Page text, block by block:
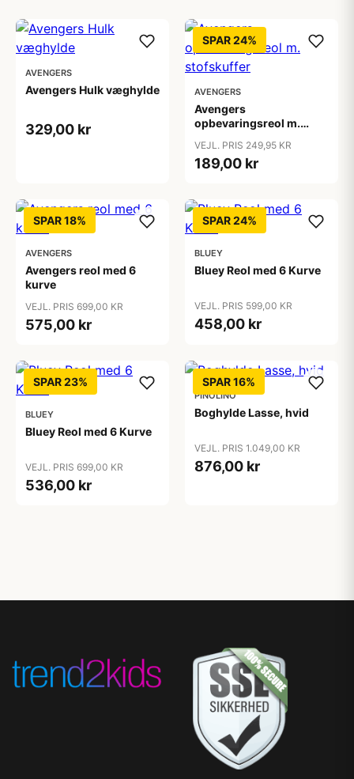
AVENGERS
Avengers Hulk væghylde
329,00 kr
SPAR 24%
AVENGERS
Avengers
opbevaringsreol m.
VEJL. PRIS 249,95 KR
189,00 kr
SPAR 18%
AVENGERS
Avengers reol med 6
kurve
VEJL. PRIS 699,00 KR
575,00 kr
SPAR 24%
BLUEY
Bluey Reol med 6 Kurve
VEJL. PRIS 599,00 KR
458,00 kr
SPAR 23%
BLUEY
Bluey Reol med 6 Kurve
VEJL. PRIS 699,00 KR
536,00 kr
SPAR 16%
PINOLINO
Boghylde Lasse, hvid
VEJL. PRIS 1.049,00 KR
876,00 kr